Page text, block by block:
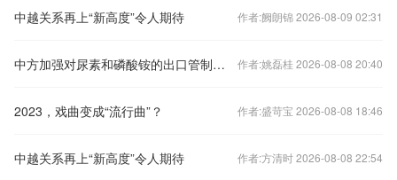
中越关系再上“新高度”令人期待 作者:阙朗锦 2026-08-09 02:31
中方加强对尿素和磷酸铵的出口管制？外交部回应 作者:姚磊桂 2026-08-08 20:40
2023，戏曲变成“流行曲”？ 作者:盛苛宝 2026-08-08 18:46
中越关系再上“新高度”令人期待 作者:方清时 2026-08-08 22:54